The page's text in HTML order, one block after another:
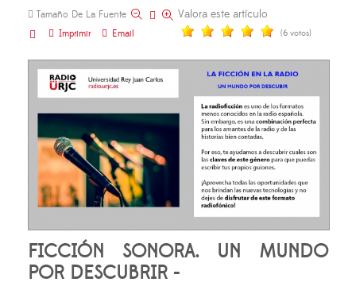
Tamaño De La Fuente
Imprimir
Email
Valora este artículo
(6 votos)
FICCIÓN SONORA. UN MUNDO
POR DESCUBRIR -